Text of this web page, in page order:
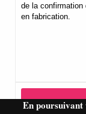
En poursuivant
de la confirmation
en fabrication.